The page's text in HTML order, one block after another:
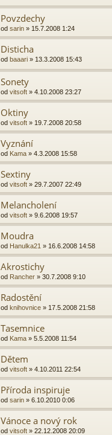
Povzdechy
od sarin » 15.7.2008 1:24
Disticha
od baaari » 13.3.2008 15:43
Sonety
od vitsoft » 4.10.2008 23:27
Oktiny
od vitsoft » 19.7.2008 20:58
Vyznání
od Kama » 4.3.2008 15:58
Sextiny
od vitsoft » 29.7.2007 22:49
Melancholení
od vitsoft » 9.6.2008 19:57
Moudra
od Hanulka21 » 16.6.2008 14:58
Akrostichy
od Rancher » 30.7.2008 9:10
Radostění
od knihovnice » 17.5.2008 21:58
Tasemnice
od Kama » 5.5.2008 11:54
Dětem
od vitsoft » 4.10.2011 22:54
Příroda inspiruje
od sarin » 6.10.2010 0:06
Vánoce a nový rok
od vitsoft » 22.12.2008 20:09